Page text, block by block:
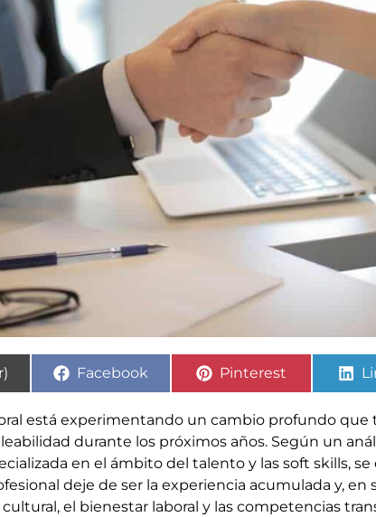
Facebook Pinterest
está experimentando un cambio profundo que
durante los próximos años. Según un
en el ámbito del talento y las soft skills, se
deje de ser la experiencia acumulada y, en
el bienestar laboral y las competencias